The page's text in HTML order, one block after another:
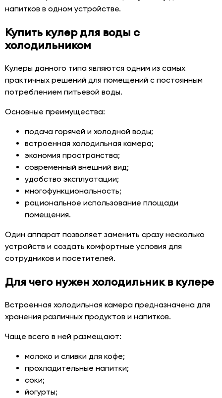
напитков в одном устройстве.
Купить кулер для воды с
холодильником
Кулеры данного типа являются одним из самых
практичных решений для помещений с постоянным
потреблением питьевой воды.
Основные преимущества:
подача горячей и холодной воды;
встроенная холодильная камера;
экономия пространства;
современный внешний вид;
удобство эксплуатации;
многофункциональность;
рациональное использование площади
помещения.
Один аппарат позволяет заменить сразу несколько
устройств и создать комфортные условия для
сотрудников и посетителей.
Для чего нужен холодильник в кулере
Встроенная холодильная камера предназначена для
хранения различных продуктов и напитков.
Чаще всего в ней размещают:
молоко и сливки для кофе;
прохладительные напитки;
соки;
йогурты;